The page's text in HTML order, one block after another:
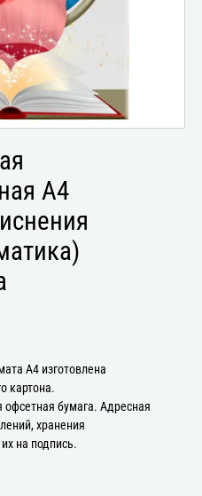
А4
А4 изготовлена
картона.
бумага. Адресная
хранения
на подпись.